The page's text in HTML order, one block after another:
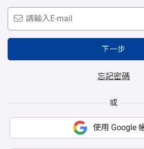
下一步
忘記密碼
或
使用 Google